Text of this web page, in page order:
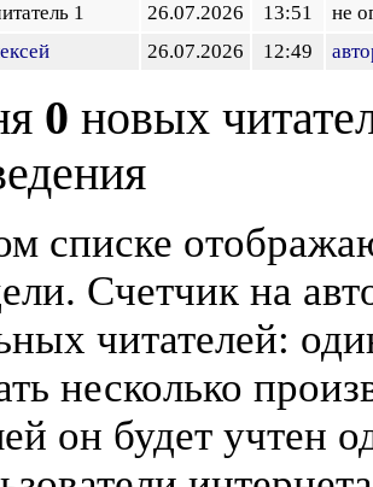
1
26.07.2026 13:51
не
26.07.2026 12:49
0 новых
списке
Счетчик на
читателей:
несколько
он будет учтен